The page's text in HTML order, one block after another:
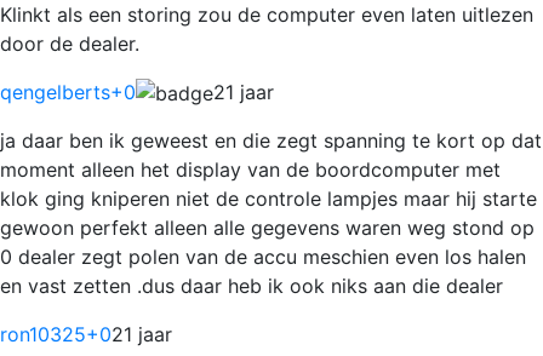
Klinkt als een storing zou de computer even laten uitlezen
door de dealer.
qengelberts+0
21 jaar
ja daar ben ik geweest en die zegt spanning te kort op dat
moment alleen het display van de boordcomputer met
klok ging kniperen niet de controle lampjes maar hij starte
gewoon perfekt alleen alle gegevens waren weg stond op
0 dealer zegt polen van de accu meschien even los halen
en vast zetten .dus daar heb ik ook niks aan die dealer
ron10325+021 jaar